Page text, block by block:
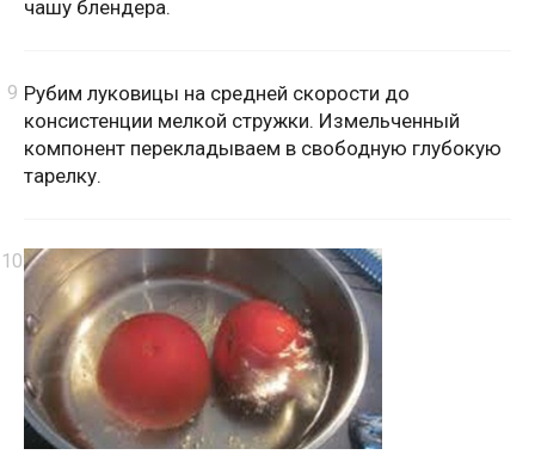
чашу блендера.
Рубим луковицы на средней скорости до
консистенции мелкой стружки. Измельченный
компонент перекладываем в свободную глубокую
тарелку.